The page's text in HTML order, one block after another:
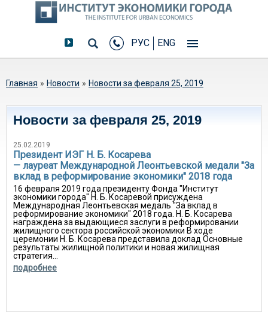
РУС ENG
Вы здесь
Главная » Новости » Новости за февраля 25, 2019
Новости за февраля 25, 2019
25.02.2019
Президент ИЭГ Н. Б. Косарева
— лауреат Международной Леонтьевской медали "За
вклад в реформирование экономики" 2018 года
16 февраля 2019 года президенту Фонда "Институт
экономики города" Н. Б. Косаревой присуждена
Международная Леонтьевская медаль "За вклад в
реформирование экономики" 2018 года. Н. Б. Косарева
награждена за выдающиеся заслуги в реформировании
жилищного сектора российской экономики В ходе
церемонии Н. Б. Косарева представила доклад Основные
результаты жилищной политики и новая жилищная
стратегия...
подробнее